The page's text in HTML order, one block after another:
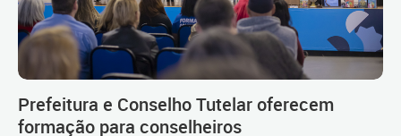
Prefeitura e Conselho Tutelar oferecem
formação para conselheiros